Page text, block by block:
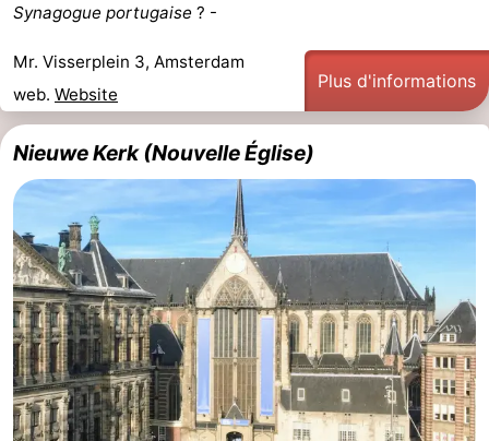
Choses
faire
d'intérêt
-
Musées
Monuments
Églises
-
Points
de
vue
Attractions
-
Croisières
-
Synagogue portugaise ? -
Mr. Visserplein 3, Amsterdam
web. Website
Plus d'informations
Nieuwe Kerk (Nouvelle Église)